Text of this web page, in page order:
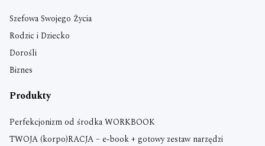
Szefowa Swojego Życia
Rodzic i Dziecko
Dorośli
Biznes
Produkty
Perfekcjonizm od środka WORKBOOK
TWOJA (korpo)RACJA – e-book + gotowy zestaw narzędzi